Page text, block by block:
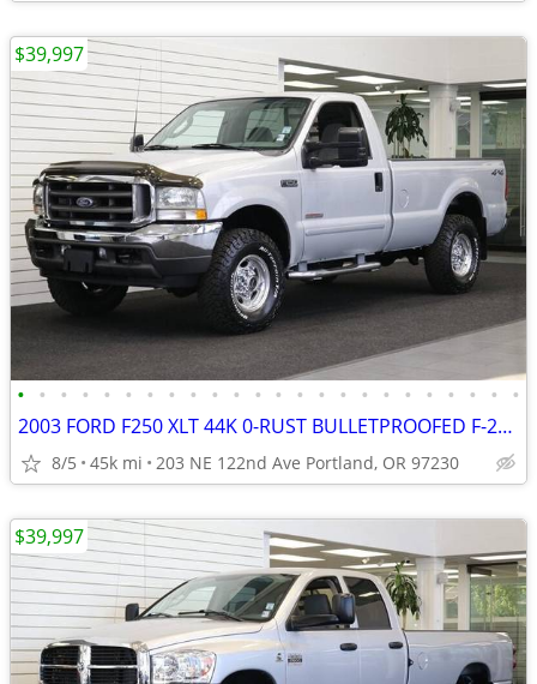
• • • • • • • • • • • • • • • • • • • • • • • •
2003 FORD F250 XLT 44K 0-RUST BULLETPROOFED F-250 F350 2004 2005 2002
8/5 45k mi 203 NE 122nd Ave Portland, OR 97230
$39,997
$39,997